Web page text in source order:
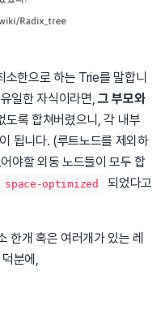
한으로 하는 Trie를 말합니
일한 자식이라면,그 부모와
록 합쳐버렸으니, 각 내부
됩니다. (루트노드를 제외하
야할 외동 노드들이 모두 합
space-optimized
되었다고
한개 혹은 여러개가 있는 레
분에,